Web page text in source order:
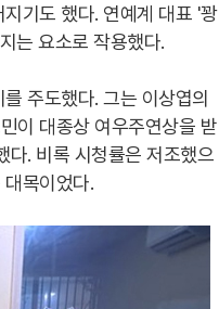
기도 했다. 연예계 대표 '꽝
는 요소로 작용했다.
주도했다. 그는 이상엽의
이 대종상 여우주연상을 받
다. 비록 시청률은 저조했으
목이었다.